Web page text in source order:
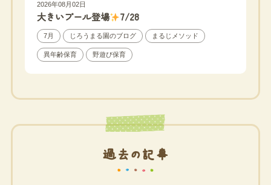
2026年08月02日
大きいプール登場 7/28
7月 じろうまる園のブログ まるじメソッド
異年齢保育 野遊び保育
過去の記事